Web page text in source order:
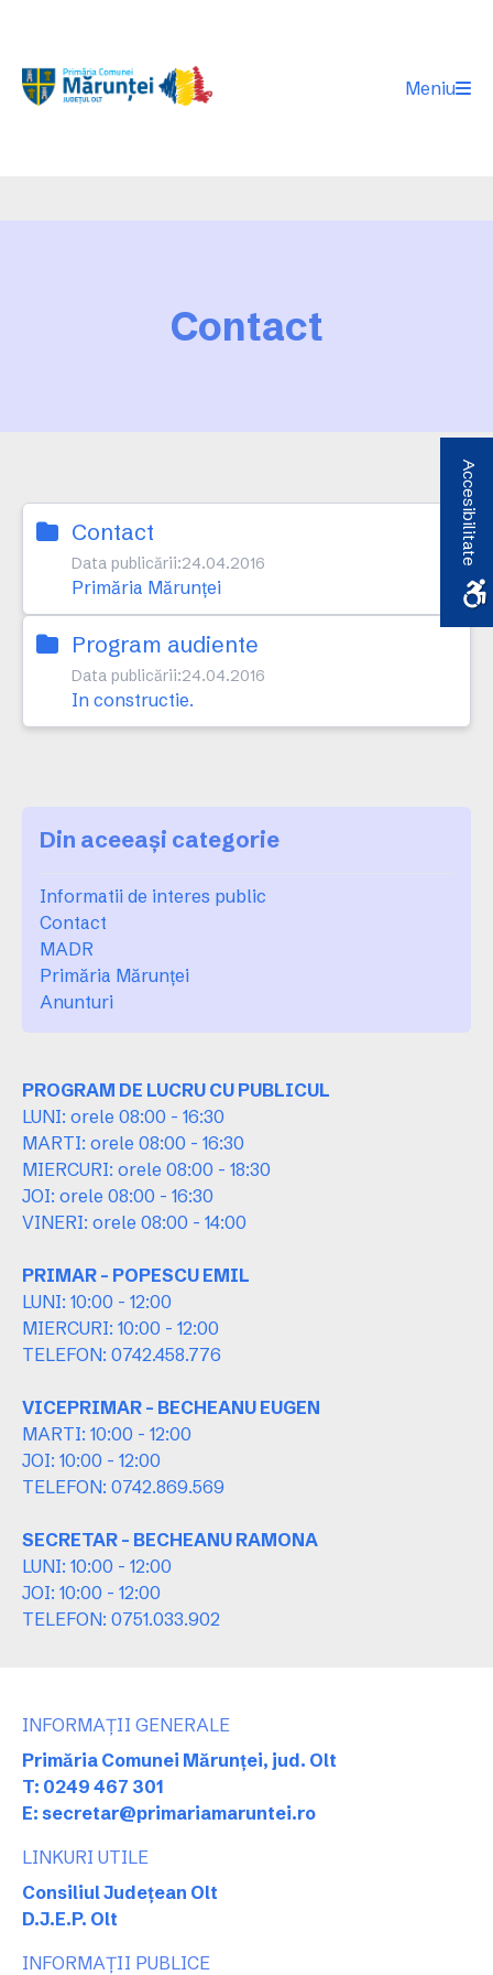
Meniu
Contact
Contact
Data publicării:24.04.2016
Primăria Mărunței
Program audiente
Data publicării:24.04.2016
In constructie.
Din aceeași categorie
Informatii de interes public
Contact
MADR
Primăria Mărunței
Anunturi
PROGRAM DE LUCRU CU PUBLICUL
LUNI: orele 08:00 - 16:30
MARTI: orele 08:00 - 16:30
MIERCURI: orele 08:00 - 18:30
JOI: orele 08:00 - 16:30
VINERI: orele 08:00 - 14:00
PRIMAR - POPESCU EMIL
LUNI: 10:00 - 12:00
MIERCURI: 10:00 - 12:00
TELEFON: 0742.458.776
VICEPRIMAR - BECHEANU EUGEN
MARTI: 10:00 - 12:00
JOI: 10:00 - 12:00
TELEFON: 0742.869.569
SECRETAR - BECHEANU RAMONA
LUNI: 10:00 - 12:00
JOI: 10:00 - 12:00
TELEFON: 0751.033.902
INFORMAȚII GENERALE
Primăria Comunei Mărunței, jud. Olt
T: 0249 467 301
E: secretar@primariamaruntei.ro
LINKURI UTILE
Consiliul Județean Olt
D.J.E.P. Olt
INFORMAȚII PUBLICE
Accesibilitate